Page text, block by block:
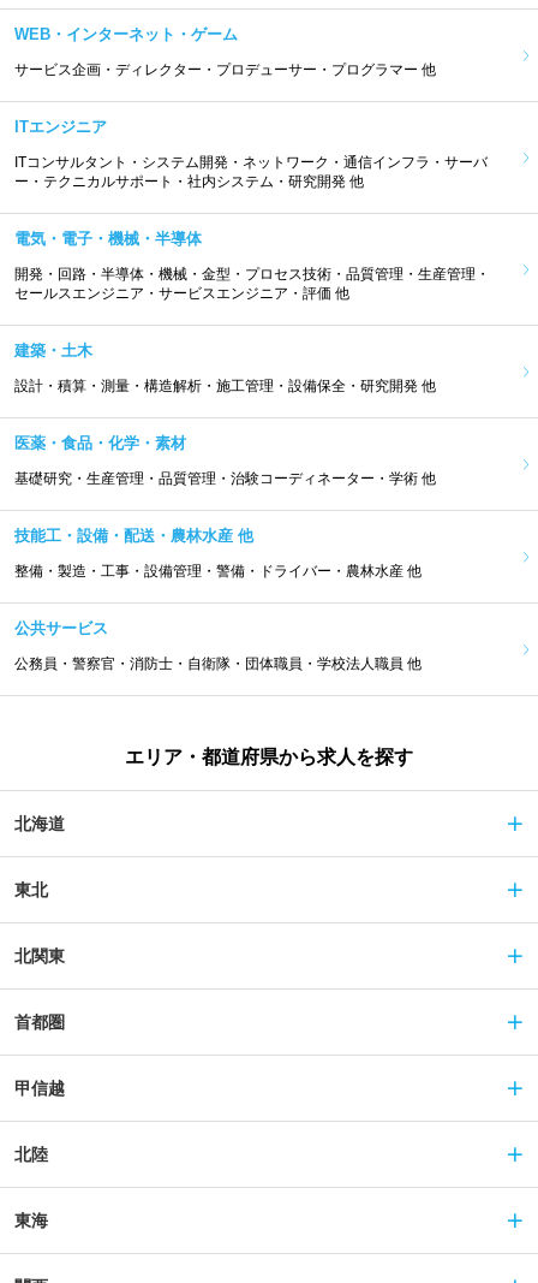
WEB・インターネット・ゲーム
サービス企画・ディレクター・プロデューサー・プログラマー 他
ITエンジニア
ITコンサルタント・システム開発・ネットワーク・通信インフラ・サーバ
ー・テクニカルサポート・社内システム・研究開発 他
電気・電子・機械・半導体
開発・回路・半導体・機械・金型・プロセス技術・品質管理・生産管理・
セールスエンジニア・サービスエンジニア・評価 他
建築・土木
設計・積算・測量・構造解析・施工管理・設備保全・研究開発 他
医薬・食品・化学・素材
基礎研究・生産管理・品質管理・治験コーディネーター・学術 他
技能工・設備・配送・農林水産 他
整備・製造・工事・設備管理・警備・ドライバー・農林水産 他
公共サービス
公務員・警察官・消防士・自衛隊・団体職員・学校法人職員 他
エリア・都道府県から求人を探す
北海道
東北
北関東
首都圏
甲信越
北陸
東海